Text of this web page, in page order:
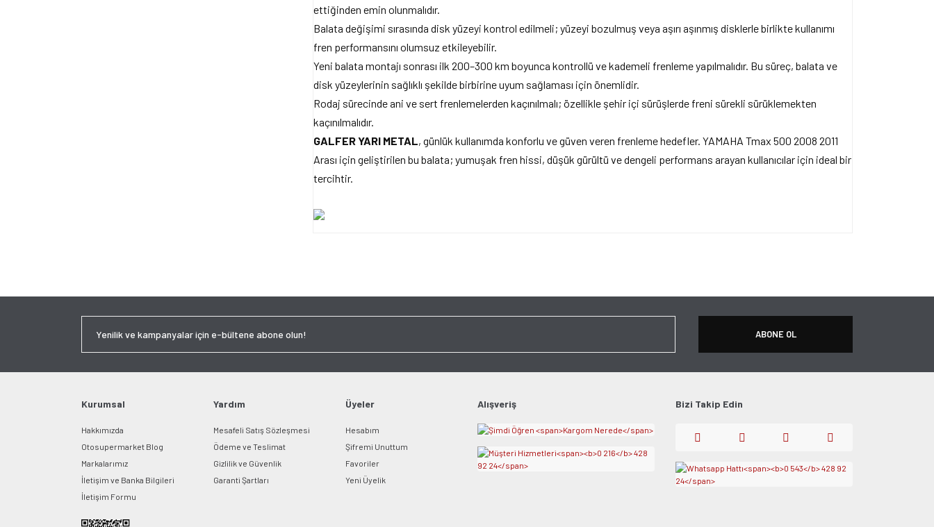
ettiğinden emin olunmalıdır.
Balata değişimi sırasında disk yüzeyi kontrol edilmeli; yüzeyi bozulmuş veya aşırı aşınmış disklerle birlikte kullanımı
fren performansını olumsuz etkileyebilir.
Yeni balata montajı sonrası ilk 200–300 km boyunca kontrollü ve kademeli frenleme yapılmalıdır. Bu süreç, balata ve
disk yüzeylerinin sağlıklı şekilde birbirine uyum sağlaması için önemlidir.
Rodaj sürecinde ani ve sert frenlemelerden kaçınılmalı; özellikle şehir içi sürüşlerde freni sürekli sürüklemekten
kaçınılmalıdır.
GALFER YARI METAL, günlük kullanımda konforlu ve güven veren frenleme hedefler. YAMAHA Tmax 500 2008 2011
Arası için geliştirilen bu balata; yumuşak fren hissi, düşük gürültü ve dengeli performans arayan kullanıcılar için ideal bir
tercihtir.
ABONE OL
Kurumsal
Hakkımızda
Otosupermarket Blog
Markalarımız
İletişim ve Banka Bilgileri
İletişim Formu
Yardım
Mesafeli Satış Sözleşmesi
Ödeme ve Teslimat
Gizlilik ve Güvenlik
Garanti Şartları
Üyeler
Hesabım
Şifremi Unuttum
Favoriler
Yeni Üyelik
Alışveriş Bizi Takip Edin